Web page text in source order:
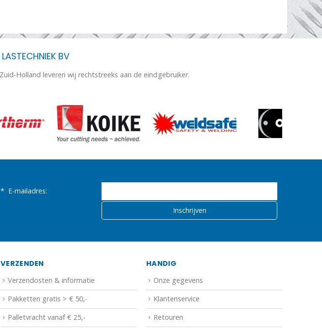
BV
Holland leveren wij rechtstreeks aan de eindgebruiker.
* E-mailadres:
VERZENDEN
Verzendosten & informatie
Pakketten gratis > € 50,-
Palletvracht vanaf € 25,-
HANDIG
Onze gegevens
Klantenservice
Retouren